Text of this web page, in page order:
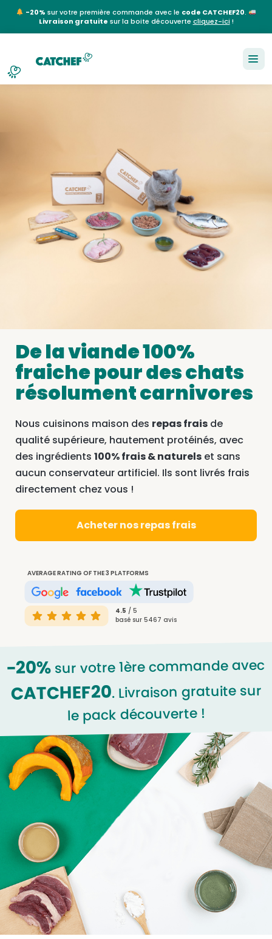
-20% sur votre première commande avec le code CATCHEF20.
Livraison gratuite sur la boite découverte cliquez-ici !
NL EN FR DE
De la viande 100%
fraiche pour des chats
résolument carnivores
Nous cuisinons maison des repas frais de
qualité supérieure, hautement protéinés, avec
des ingrédients 100% frais & naturels et sans
aucun conservateur artificiel. Ils sont livrés frais
directement chez vous !
Acheter nos repas frais
AVERAGE RATING OF THE 3 PLATFORMS
4.5 / 5
basé sur 5467 avis
-20%sur votre 1ère commande avec
CATCHEF20. Livraison gratuite sur
le pack découverte !